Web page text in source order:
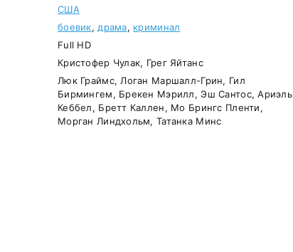
США
боевик, драма, криминал
Full HD
Кристофер Чулак, Грег Яйтанс
Люк Граймс, Логан Маршалл-Грин, Гил
Бирмингем, Брекен Мэрилл, Эш Сантос, Ариэль
Кеббел, Бретт Каллен, Мо Брингс Пленти,
Морган Линдхольм, Татанка Минс